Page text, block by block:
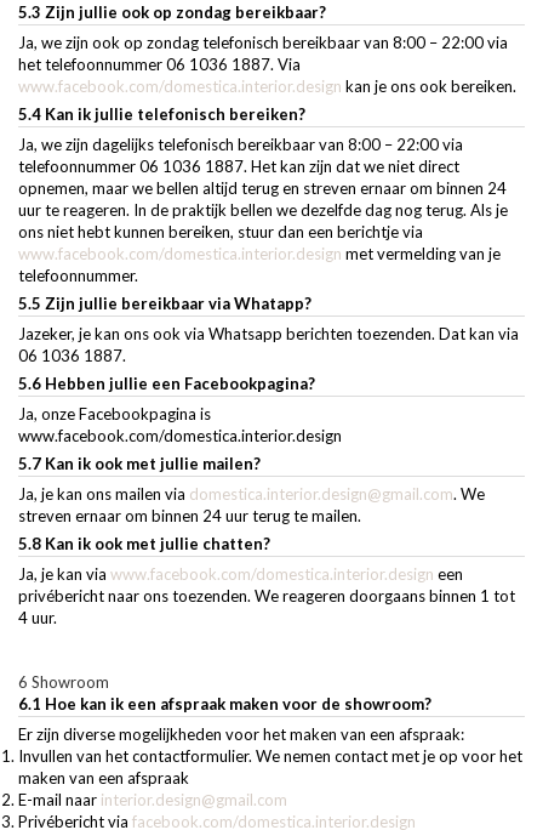
5.3 Zijn jullie ook op zondag bereikbaar?
Ja, we zijn ook op zondag telefonisch bereikbaar van 8:00 – 22:00 via
het telefoonnummer 06 1036 1887. Via
www.facebook.com/domestica.interior.design kan je ons ook bereiken.
5.4 Kan ik jullie telefonisch bereiken?
Ja, we zijn dagelijks telefonisch bereikbaar van 8:00 – 22:00 via
telefoonnummer 06 1036 1887. Het kan zijn dat we niet direct
opnemen, maar we bellen altijd terug en streven ernaar om binnen 24
uur te reageren. In de praktijk bellen we dezelfde dag nog terug. Als je
ons niet hebt kunnen bereiken, stuur dan een berichtje via
www.facebook.com/domestica.interior.design met vermelding van je
telefoonnummer.
5.5 Zijn jullie bereikbaar via Whatapp?
Jazeker, je kan ons ook via Whatsapp berichten toezenden. Dat kan via
06 1036 1887.
5.6 Hebben jullie een Facebookpagina?
Ja, onze Facebookpagina is
www.facebook.com/domestica.interior.design
5.7 Kan ik ook met jullie mailen?
Ja, je kan ons mailen via domestica.interior.design@gmail.com. We
streven ernaar om binnen 24 uur terug te mailen.
5.8 Kan ik ook met jullie chatten?
Ja, je kan via www.facebook.com/domestica.interior.design een
privébericht naar ons toezenden. We reageren doorgaans binnen 1 tot
4 uur.
6 Showroom
6.1 Hoe kan ik een afspraak maken voor de showroom?
Er zijn diverse mogelijkheden voor het maken van een afspraak:
Invullen van het contactformulier. We nemen contact met je op voor het
maken van een afspraak
E-mail naar interior.design@gmail.com
Privébericht via facebook.com/domestica.interior.design